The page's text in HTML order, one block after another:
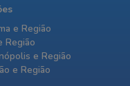
e Região
Região
e Região
e Região